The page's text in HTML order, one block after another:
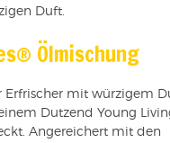
Duft.
Ölmischung
Erfrischer mit würzigem
Dutzend Young
Angereichert mit den